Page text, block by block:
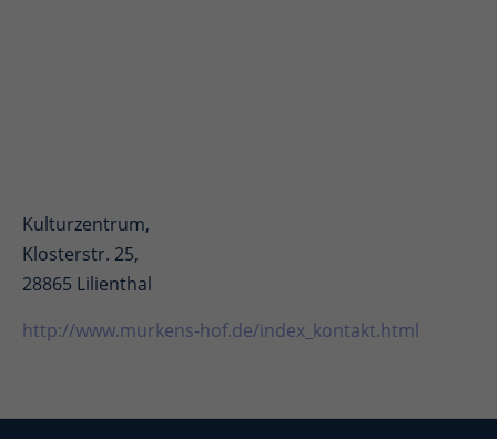
Kulturzentrum,
Klosterstr. 25,
28865 Lilienthal
http://www.murkens-hof.de/index_kontakt.html